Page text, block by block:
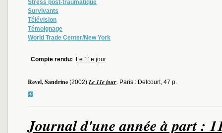
Stress post-traumatique
Survivants
Télévision
Témoignage
World Trade Center/New York
Compte rendu: Le 11e jour
Revel, Sandrine (2002) Le 11e jour. Paris : Delcourt, 47 p.
Journal d'une année à part :